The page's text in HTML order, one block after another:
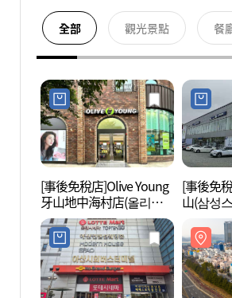
全部 觀光景點 餐
[事後免稅店]Olive Young
牙山地中海村店(올리브
영 아산지중해마을점)
[事後免
山(삼성